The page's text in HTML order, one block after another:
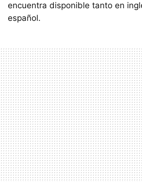
encuentra disponible tanto en
español.